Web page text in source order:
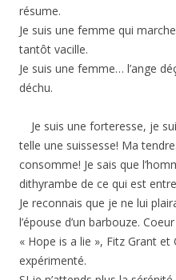
résume.
Je suis une femme qui
tantôt vacille.
Je suis une femme… l’ange
déchu.
Je suis une forteresse, je
telle une suissesse! Ma
consomme! Je sais que
dithyrambe de ce qui est
Je reconnais que je ne lui
l’épouse d’un barbouze.
« Hope is a lie », Fitz Grant et
expérimenté.